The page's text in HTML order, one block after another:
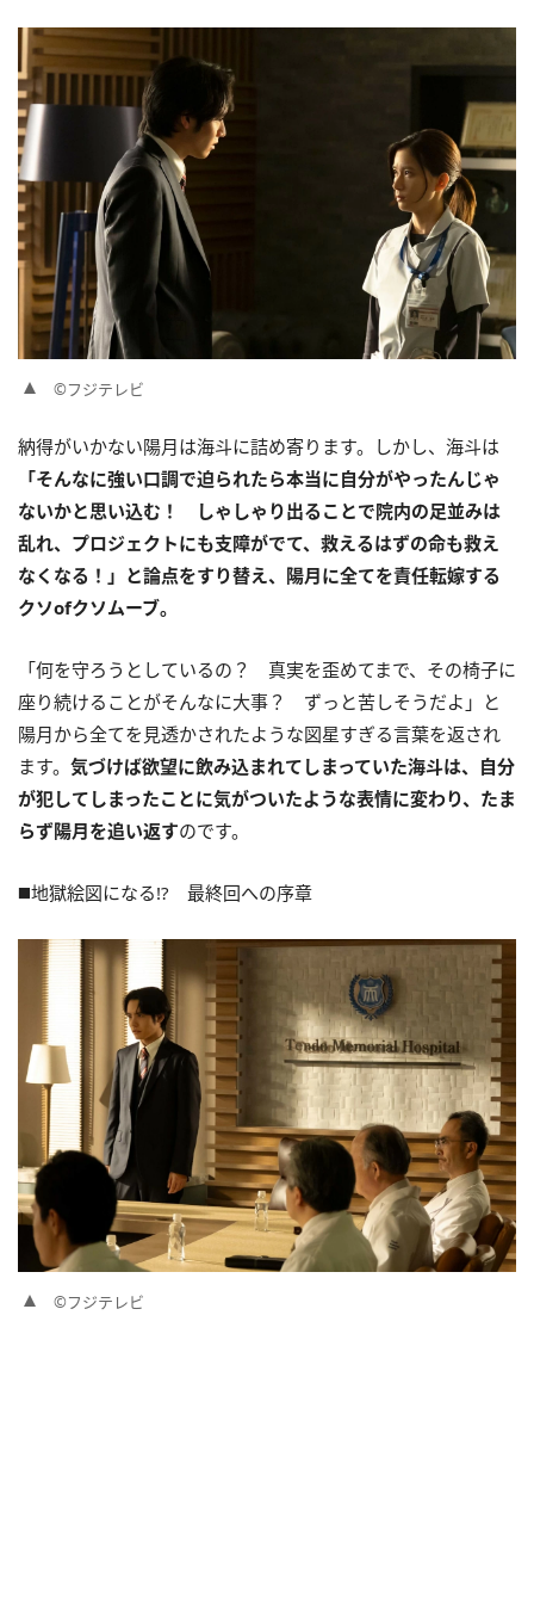
©フジテレビ
納得がいかない陽月は海斗に詰め寄ります。しかし、海斗は
「そんなに強い口調で迫られたら本当に自分がやったんじゃ
ないかと思い込む！ しゃしゃり出ることで院内の足並みは
乱れ、プロジェクトにも支障がでて、救えるはずの命も救え
なくなる！」と論点をすり替え、陽月に全てを責任転嫁する
クソofクソムーブ。
「何を守ろうとしているの？ 真実を歪めてまで、その椅子に
座り続けることがそんなに大事？ ずっと苦しそうだよ」と
陽月から全てを見透かされたような図星すぎる言葉を返され
ます。 気づけば欲望に飲み込まれてしまっていた海斗は、自分
が犯してしまったことに気がついたような表情に変わり、たま
らず陽月を追い返すのです。
◼️地獄絵図になる!? 最終回への序章
©フジテレビ